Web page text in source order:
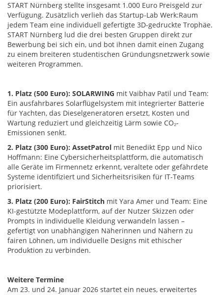
START Nürnberg stellte insgesamt 1.000 Euro Preisgeld zur
Verfügung. Zusätzlich verlieh das Startup-Lab Werk:Raum
jedem Team eine individuell gefertigte 3D-gedruckte Trophäe.
START Nürnberg lud die drei besten Gruppen direkt zur
Bewerbung bei sich ein, und bot ihnen damit einen Zugang
zu einem breiteren studentischen Gründungsnetzwerk sowie
weiteren Programmen.
1. Platz (500 Euro): SOLARWING mit Vaibhav Patil und Team:
Ein ausfahrbares Solarflügelsystem mit integrierter Batterie
für Yachten, das Dieselgeneratoren ersetzt, Kosten und
Wartung reduziert und gleichzeitig Lärm sowie CO₂-
Emissionen senkt.
2. Platz (300 Euro): AssetPatrol mit Benedikt Epp und Nico
Hoffmann: Eine Cybersicherheitsplattform, die automatisch
alle Geräte im Firmennetz erkennt, veraltete oder gefährdete
Systeme identifiziert und Sicherheitsrisiken für IT-Teams
priorisiert.
3. Platz (200 Euro): FairStitch mit Yara Amer und Team: Eine
KI-gestützte Modeplattform, auf der Nutzer Skizzen oder
Prompts in individuelle Kleidung verwandeln lassen –
gefertigt von unabhängigen Näherinnen und Nähern zu
fairen Löhnen, um individuelle Designs mit ethischer
Produktion zu verbinden.
Weitere Termine
Am 23. und 24. Januar 2026 startet ein neues, erweitertes